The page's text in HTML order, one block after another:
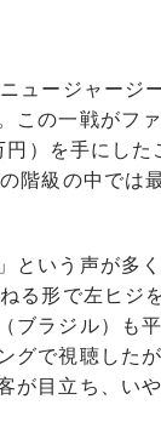
ュージャージ
この一戦がフ
）を手にし
階級の中では
という声が多
る形で左ヒジ
ブラジル）も
グで視聴した
が目立ち、い